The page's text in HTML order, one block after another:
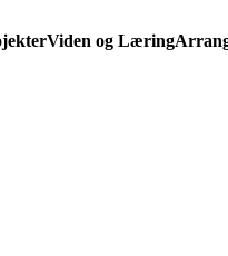
Viden og Læring